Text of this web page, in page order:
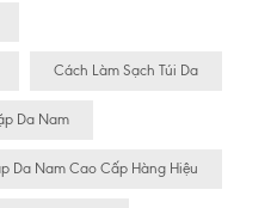
Cách Làm Sạch Túi Da
Da Nam
Da Nam Cao Cấp Hàng Hiệu